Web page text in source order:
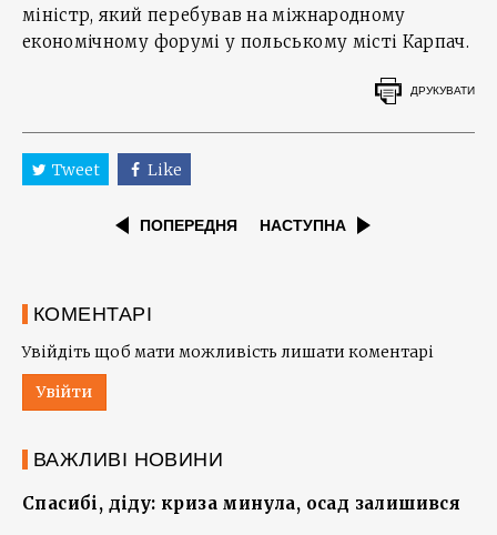
міністр, який перебував на міжнародному
економічному форумі у польському місті Карпач.
ДРУКУВАТИ
Tweet Like
ПОПЕРЕДНЯ НАСТУПНА
КОМЕНТАРІ
Увійдіть щоб мати можливість лишати коментарі
Увійти
ВАЖЛИВІ НОВИНИ
Спасибі, діду: криза минула, осад залишився